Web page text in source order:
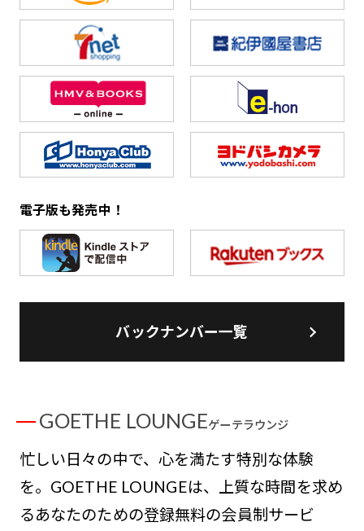
電子版も発売中！
バックナンバー一覧
GOETHE LOUNGEゲーテラウンジ
忙しい日々の中で、心を満たす特別な体験
を。GOETHE LOUNGEは、上質な時間を求め
るあなたのための登録無料の会員制サービ